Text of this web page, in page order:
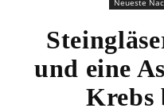
Neueste
und eine
Krebs